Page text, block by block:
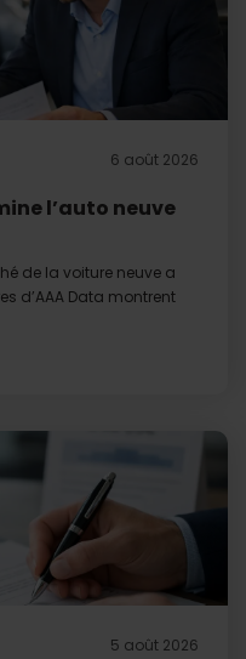
6 août 2026
l’auto neuve
de la voiture neuve a
d’AAA Data montrent
5 août 2026